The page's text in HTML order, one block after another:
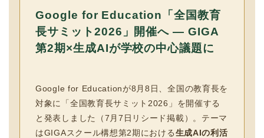
Google for Education「全国教育
長サミット2026」開催へ — GIGA
第2期×生成AIが学校の中心議題に
Google for Educationが8月8日、全国の教育長を
対象に「全国教育長サミット2026」を開催する
と発表しました（7月7日リシード掲載）。テーマ
はGIGAスクール構想第2期における生成AIの利活